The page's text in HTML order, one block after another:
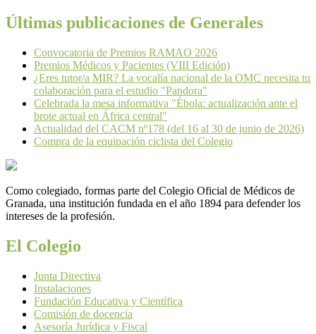
Últimas publicaciones de Generales
Convocatoria de Premios RAMAO 2026
Premios Médicos y Pacientes (VIII Edición)
¿Eres tutor/a MIR? La vocalía nacional de la OMC necesita tu
colaboración para el estudio "Pandora"
Celebrada la mesa informativa "Ébola: actualización ante el
brote actual en África central"
Actualidad del CACM nº178 (del 16 al 30 de junio de 2026)
Compra de la equipación ciclista del Colegio
Como colegiado, formas parte del Colegio Oficial de Médicos de
Granada, una institución fundada en el año 1894 para defender los
intereses de la profesión.
El Colegio
Junta Directiva
Instalaciones
Fundación Educativa y Científica
Comisión de docencia
Asesoría Jurídica y Fiscal